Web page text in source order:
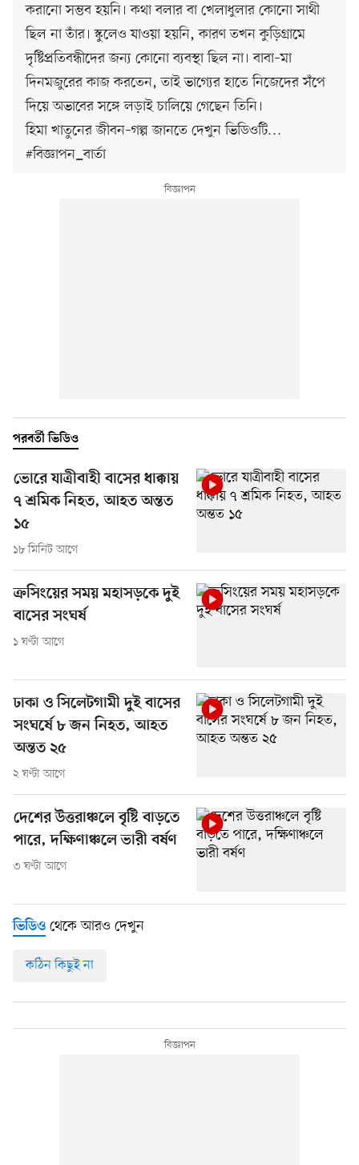
করানো সম্ভব হয়নি। কথা বলার বা খেলাধুলার কোনো সাথী
ছিল না তাঁর। স্কুলেও যাওয়া হয়নি, কারণ তখন কুড়িগ্রামে
দৃষ্টিপ্রতিবন্ধীদের জন্য কোনো ব্যবস্থা ছিল না। বাবা–মা
দিনমজুরের কাজ করতেন, তাই ভাগ্যের হাতে নিজেদের সঁপে
দিয়ে অভাবের সঙ্গে লড়াই চালিয়ে গেছেন তিনি।
হিমা খাতুনের জীবন–গল্প জানতে দেখুন ভিডিওটি…
#বিজ্ঞাপন_বার্তা
পরবর্তী ভিডিও
ভোরে যাত্রীবাহী বাসের ধাক্কায়
৭ শ্রমিক নিহত, আহত অন্তত
১৫
১৮ মিনিট আগে
ক্রসিংয়ের সময় মহাসড়কে দুই
বাসের সংঘর্ষ
১ ঘণ্টা আগে
ঢাকা ও সিলেটগামী দুই বাসের
সংঘর্ষে ৮ জন নিহত, আহত
অন্তত ২৫
২ ঘণ্টা আগে
দেশের উত্তরাঞ্চলে বৃষ্টি বাড়তে
পারে, দক্ষিণাঞ্চলে ভারী বর্ষণ
৩ ঘণ্টা আগে
ভিডিও থেকে আরও দেখুন
কঠিন কিছুই না